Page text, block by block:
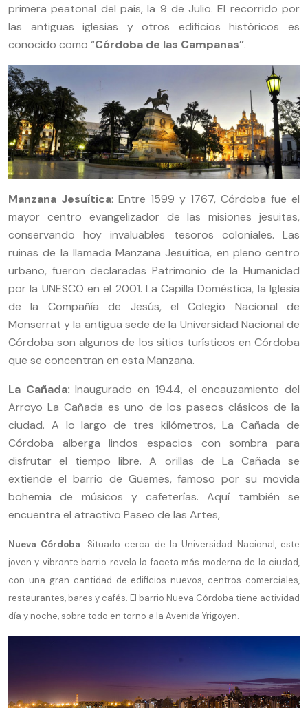
primera peatonal del país, la 9 de Julio. El recorrido por
las antiguas iglesias y otros edificios históricos es
conocido como “Córdoba de las Campanas”.
Manzana Jesuítica: Entre 1599 y 1767, Córdoba fue el
mayor centro evangelizador de las misiones jesuitas,
conservando hoy invaluables tesoros coloniales. Las
ruinas de la llamada Manzana Jesuítica, en pleno centro
urbano, fueron declaradas Patrimonio de la Humanidad
por la UNESCO en el 2001. La Capilla Doméstica, la Iglesia
de la Compañía de Jesús, el Colegio Nacional de
Monserrat y la antigua sede de la Universidad Nacional de
Córdoba son algunos de los sitios turísticos en Córdoba
que se concentran en esta Manzana.
La Cañada: Inaugurado en 1944, el encauzamiento del
Arroyo La Cañada es uno de los paseos clásicos de la
ciudad. A lo largo de tres kilómetros, La Cañada de
Córdoba alberga lindos espacios con sombra para
disfrutar el tiempo libre. A orillas de La Cañada se
extiende el barrio de Güemes, famoso por su movida
bohemia de músicos y cafeterías. Aquí también se
encuentra el atractivo Paseo de las Artes,
Nueva Córdoba: Situado cerca de la Universidad Nacional, este
joven y vibrante barrio revela la faceta más moderna de la ciudad,
con una gran cantidad de edificios nuevos, centros comerciales,
restaurantes, bares y cafés. El barrio Nueva Córdoba tiene actividad
día y noche, sobre todo en torno a la Avenida Yrigoyen.